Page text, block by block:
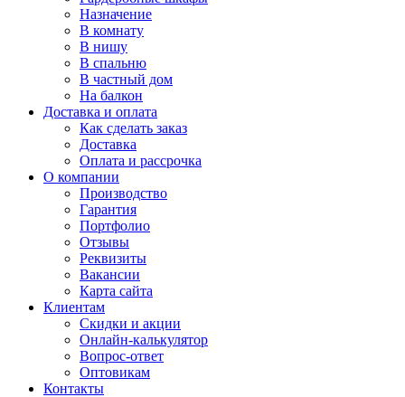
Назначение
В комнату
В нишу
В спальню
В частный дом
На балкон
Доставка и оплата
Как сделать заказ
Доставка
Оплата и рассрочка
О компании
Производство
Гарантия
Портфолио
Отзывы
Реквизиты
Вакансии
Карта сайта
Клиентам
Скидки и акции
Онлайн-калькулятор
Вопрос-ответ
Оптовикам
Контакты